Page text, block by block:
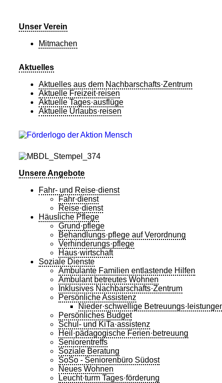
Unser Verein
Mitmachen
Aktuelles
Aktuelles aus dem Nachbarschafts·Zentrum
Aktuelle Freizeit·reisen
Aktuelle Tages·ausflüge
Aktuelle Urlaubs·reisen
Unsere Angebote
Fahr- und Reise·dienst
Fahr·dienst
Reise·dienst
Häusliche Pflege
Grund·pflege
Behandlungs·pflege auf Verordnung
Verhinderungs·pflege
Haus·wirtschaft
Soziale Dienste
Ambulante Familien entlastende Hilfen
Ambulant betreutes Wohnen
Inklusives Nachbarschafts·Zentrum
Persönliche Assistenz
Nieder·schwellige
Persönliches Budget
Schul- und KiTa·assistenz
Heil·pädagogische Ferien·betreuung
Seniorentreffs
Soziale Beratung
SoSo - Seniorenbüro Südost
Neues Wohnen
Leucht·turm Tages·förderung